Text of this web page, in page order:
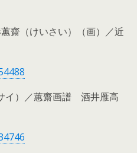
齋（けいさい）（画）／近
イ）／蕙齋画譜 酒井雁高